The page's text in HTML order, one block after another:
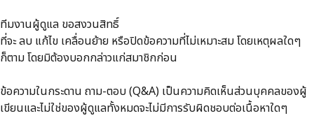
ทีมงานผู้ดูแล ขอสงวนสิทธิ์
ที่จะ ลบ แก้ไข เคลื่อนย้าย หรือปิดข้อความที่ไม่เหมาะสม โดยเหตุผลใดๆ
ก็ตาม โดยมิต้องบอกกล่าวแก่สมาชิกก่อน
ข้อความในกระดาน ถาม-ตอบ (Q&A) เป็นความคิดเห็นส่วนบุคคลของผู้
เขียนและไม่ใช่ของผู้ดูแลทั้งหมดจะไม่มีการรับผิดชอบต่อเนื้อหาใดๆ